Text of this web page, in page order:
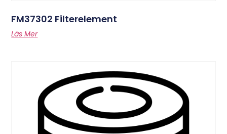
FM37302 Filterelement
Läs Mer